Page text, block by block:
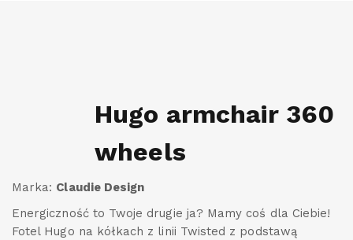
Hugo armchair 360
wheels
Marka: Claudie Design
Energiczność to Twoje drugie ja? Mamy coś dla Ciebie!
Fotel Hugo na kółkach z linii Twisted z podstawą